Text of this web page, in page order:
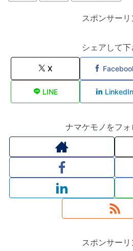
スポンサーリ
シェアして下
X
LINE LinkedIn
ナマケモノをフォ
スポンサーリ